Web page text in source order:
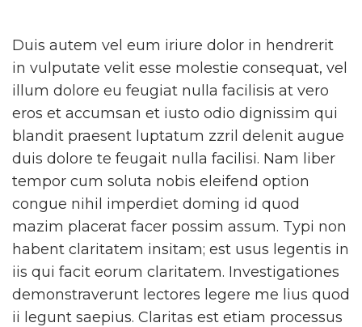
Duis autem vel eum iriure dolor in hendrerit
in vulputate velit esse molestie consequat, vel
illum dolore eu feugiat nulla facilisis at vero
eros et accumsan et iusto odio dignissim qui
blandit praesent luptatum zzril delenit augue
duis dolore te feugait nulla facilisi. Nam liber
tempor cum soluta nobis eleifend option
congue nihil imperdiet doming id quod
mazim placerat facer possim assum. Typi non
habent claritatem insitam; est usus legentis in
iis qui facit eorum claritatem. Investigationes
demonstraverunt lectores legere me lius quod
ii legunt saepius. Claritas est etiam processus